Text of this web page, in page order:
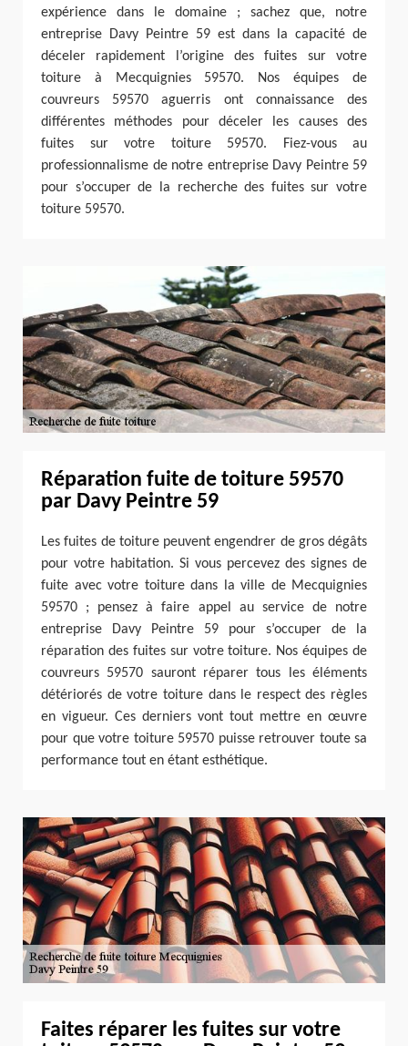
expérience dans le domaine ; sachez que, notre
entreprise Davy Peintre 59 est dans la capacité de
déceler rapidement l’origine des fuites sur votre
toiture à Mecquignies 59570. Nos équipes de
couvreurs 59570 aguerris ont connaissance des
différentes méthodes pour déceler les causes des
fuites sur votre toiture 59570. Fiez-vous au
professionnalisme de notre entreprise Davy Peintre 59
pour s’occuper de la recherche des fuites sur votre
toiture 59570.
Réparation fuite de toiture 59570
par Davy Peintre 59
Les fuites de toiture peuvent engendrer de gros dégâts
pour votre habitation. Si vous percevez des signes de
fuite avec votre toiture dans la ville de Mecquignies
59570 ; pensez à faire appel au service de notre
entreprise Davy Peintre 59 pour s’occuper de la
réparation des fuites sur votre toiture. Nos équipes de
couvreurs 59570 sauront réparer tous les éléments
détériorés de votre toiture dans le respect des règles
en vigueur. Ces derniers vont tout mettre en œuvre
pour que votre toiture 59570 puisse retrouver toute sa
performance tout en étant esthétique.
Faites réparer les fuites sur votre